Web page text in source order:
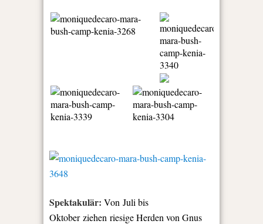
Spektakulär: Von Juli bis
Oktober ziehen riesige Herden von Gnus